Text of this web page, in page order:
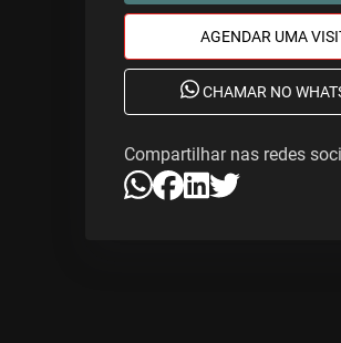
AGENDAR UMA
CHAMAR NO
Compartilhar nas redes